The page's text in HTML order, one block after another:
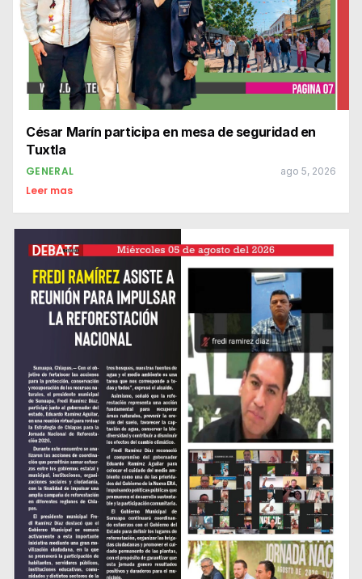
César Marín participa en mesa de seguridad en
Tuxtla
GENERAL ago 5, 2026
Leer mas